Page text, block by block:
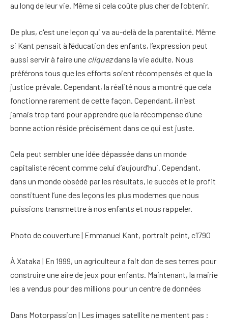
au long de leur vie. Même si cela coûte plus cher de l'obtenir.
De plus, c'est une leçon qui va au-delà de la parentalité. Même
si Kant pensait à l’éducation des enfants, l’expression peut
aussi servir à faire une cliquezdans la vie adulte. Nous
préférons tous que les efforts soient récompensés et que la
justice prévale. Cependant, la réalité nous a montré que cela
fonctionne rarement de cette façon. Cependant, il n’est
jamais trop tard pour apprendre que la récompense d’une
bonne action réside précisément dans ce qui est juste.
Cela peut sembler une idée dépassée dans un monde
capitaliste récent comme celui d’aujourd’hui. Cependant,
dans un monde obsédé par les résultats, le succès et le profit
constituent l’une des leçons les plus modernes que nous
puissions transmettre à nos enfants et nous rappeler.
Photo de couverture | Emmanuel Kant, portrait peint, c1790
À Xataka | En 1999, un agriculteur a fait don de ses terres pour
construire une aire de jeux pour enfants. Maintenant, la mairie
les a vendus pour des millions pour un centre de données
Dans Motorpassion | Les images satellite ne mentent pas :